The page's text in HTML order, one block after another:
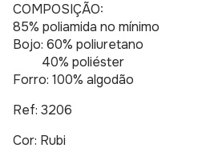
COMPOSIÇÃO:
85% poliamida no mínimo
Bojo: 60% poliuretano
40% poliéster
Forro: 100% algodão
Ref: 3206
Cor: Rubi